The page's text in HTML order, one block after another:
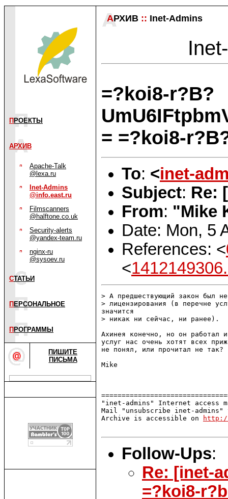
П РОЕКТЫ
АРХИВ
Apache-Talk
@lexa.ru
Inet-Admins
@info.east.ru
Filmscanners
@halftone.co.uk
Security-alerts
@yandex-team.ru
nginx-ru
@sysoev.ru
СТАТЬИ
П ЕРСОНАЛЬНОЕ
П РОГРАММЫ
ПИШИТЕ
ПИСЬМА
АРХИВ :: Inet-Admins
=?koi8-r?B?
= =?koi8-
To: <inet-
Subject: Re:
From: "Mike
Date: Mon, 5
References: <
<
> А предшествующий закон был
> лицензирования (в перечне
значится
> никак ни сейчас, ни ранее).
Ахинея конечно, но он работал
услуг нас очень хотят всех
не понял, или прочитал не так?
Mike
"inet-admins" Internet access
Mail "unsubscribe inet-
Archive is accessible on
Follow-Ups:
Re: [inet-
=?koi8-